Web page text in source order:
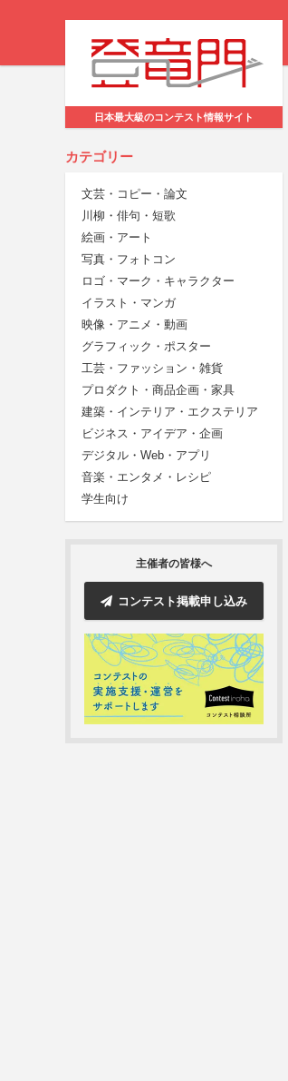
日本最大級のコンテスト情報サイト
カテゴリー
文芸・コピー・論文
川柳・俳句・短歌
絵画・アート
写真・フォトコン
ロゴ・マーク・キャラクター
イラスト・マンガ
映像・アニメ・動画
グラフィック・ポスター
工芸・ファッション・雑貨
プロダクト・商品企画・家具
建築・インテリア・エクステリア
ビジネス・アイデア・企画
デジタル・Web・アプリ
音楽・エンタメ・レシピ
学生向け
主催者の皆様へ
コンテスト掲載申し込み